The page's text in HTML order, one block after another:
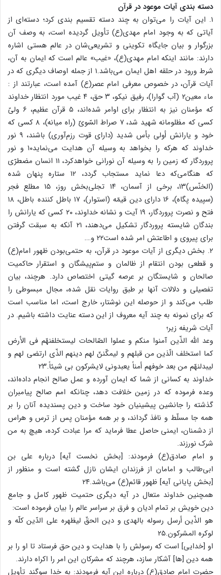
دسته بندی آیات موعود در قرآن
۱. این آیات را می‌توان به چند دسته تقسیم بندی کرد؛ دسته‌ای از
آیاتی که به وجود امام مهدی(ع) تأویل گردیده است، به وصف آن
بزرگوار و بیان جایگاه تکوینی و تشریعی‌شان در عالم هستی اشاره
دارند: مانند اینکه امام مهدی(ع)، «غیب» عالم است که ایمان به آن،
شرط ورود در حلقه اهل ایمان می‌باشد.۱ از جمله اوصاف دیگری که در
آیات قرآن، در خصوص معرفی امام عصر(ع) آمده است، عبارتند از :
ماء معین۲ (آب گوارا)، رفیق نیکو، ۳ حق، ۴ غیب مورد انتظار خداوند
که مؤمنان نیز به انتظار برای اوامر شده‌اند، ۵ قرآن عظیم، ۶ ولیّ
کسی که مظلومانه شهید شد، ۷ صراط السّویّ (راه میانه)، ۸ کسی که
خود و یارانش أولی بأس شدید (دارای قوت رزم‌آوری) باشند، ۹ نور
خداوند که هرکه را بخواهد به وسیله آن هدایت می‌نماید۱۰ و نور
پروردگار که زمین را به وسیله آن نورانی خواهدکرد، ۱۱ انسان مضطرّی
که هنگامی‌که دعا نماید مستجاب گردد، ۱۲ ستاره پنهان شده
(الخنّس)۱۳، برخی از آسمان، ۱۴ تجلی‌بخش روز، ۱۵ مطلع فجر
(سپیده پگاه)، ۱۶ دارای دین قیمّه (استوار)، ۱۷ باطل کننده باطل، ۱۸
فتح و نصرت پروردگار، ۱۹ آیت و نشانه خداوند، ۲۰ کسی که یارانش را
بندگان شایسته پروردگار تشکیل می‌دهند، ۲۱ آنکه به سبقت گرفتن
برای پیروی و اطاعتش امر شده است۲۲ و….
۲. بخش دیگری از آیات موعود در قرآن، به حتمی‌بودن ظهور امام(ع)
و قطعی بودن انتقام از ظالمان و ستم‌پیشگان و استقرار حاکمیت
صالحان و شایستگان بر عرصه گیتی اختصاص دارد. هرچند، بیان
تفصیلی و دلالات آنها بر طبق روایات نقل شده، مجال مبسوطی را
طلب می‌کند و از حوصله این نوشتار، خارج است، اما مناسب است
که برای نمونه به چند آیه معروف از این دسته عنایت داشته باشیم. در
آیات شریفه زیر؛
وعد الله الذّین آمنوا منکم و عملوا الصّالحات لیستخلفنهّم فی الأرض
کما استخلف الّذین من قبلهم و لیمکّننّ لهم دینهم الذّی ارتضی لهم و
لیبدلنهّم من بعد خوفهم أمناً یعبدونی لایشرکون بی شیئاً.۲۳
خداوند به کسانی از شما که ایمان آورده و عمل صالح انجام داده‌اند،
وعده فرموده که در زمین خلافت دهد، چنانکه امم صالح پیامبران
گذشته را جانشین پیشینیان خود ساخت و دین پسندیده آنان را بر
همه جا مسلّط و نافذ گرداند، و بر همه مؤمنان پس از ترس و هراس
از دشمنان، ایمنی حاصل عطا فرماید که مرا عبادت کرده، هیچ به من
شرک نورزند.
و امام صادق(ع) فرمودند: [بخش نخست آیه] درباره علی بن
ابی‌طالب و امامان از فرزندان ایشان نازل گشته است و منظور از
[بخش پایانی آیه] ظهور قائم(ع) می‌باشد.۲۴
همچنین خداوند متعال در آیه دیگری حتمیت ظهور کامل و جامع
دین خویش بر تمام ادیان و فرق بر سراسر عالم را بیان فرموده است:
هو الذّین أرسل رسوله بالهدی و دین الحقّ لیظهره علی الدّین کلّه و
لوکره المشرکون.۲۵
او [خدایی] است که رسولش را با هدایت و دین حق فرستاد تا او را بر
همه دین [ها] آشکار سازد، هرچند که مشرکان این امر را اکراه دارند.
حضرت امام صادق(ع) درباره این آیه فرمودند: به خدا سوگند تأویل